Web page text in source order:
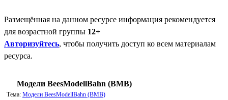
Размещённая на данном ресурсе информация рекомендуется
для возрастной группы 12+
Авторизуйтесь, чтобы получить доступ ко всем материалам
ресурса.
Модели BeesModellBahn (BMB)
Тема: Модели BeesModellBahn (BMB)